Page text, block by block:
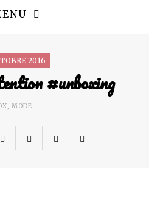
2016
#unboxing
, MODE